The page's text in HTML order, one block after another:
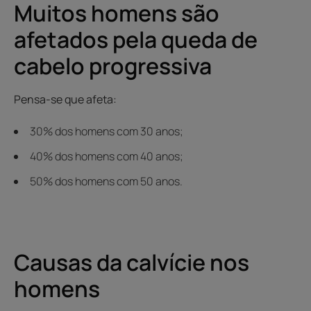
Muitos homens são
afetados pela queda de
cabelo progressiva
Pensa-se que afeta:
30% dos homens com 30 anos;
40% dos homens com 40 anos;
50% dos homens com 50 anos.
Causas da calvície nos
homens